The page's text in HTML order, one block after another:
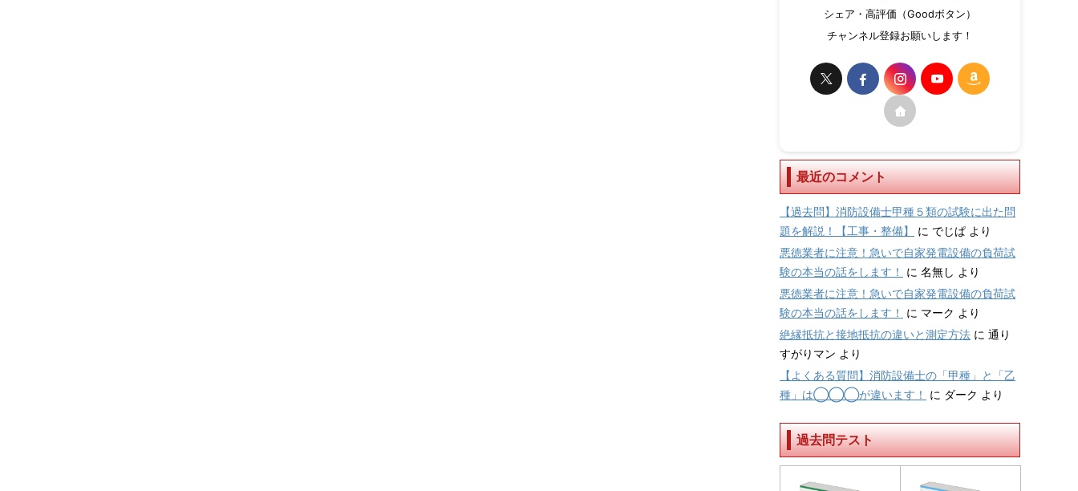
シェア・高評価（Goodボタン）
チャンネル登録お願いします！
最近のコメント
【過去問】消防設備士甲種５類の試験に出た問
題を解説！【工事・整備】
に でじぱ より
悪徳業者に注意！急いで自家発電設備の負荷試
験の本当の話をします！
に 名無し より
悪徳業者に注意！急いで自家発電設備の負荷試
験の本当の話をします！
に マーク より
絶縁抵抗と接地抵抗の違いと測定方法 に 通り
すがりマン より
【よくある質問】消防設備士の「甲種」と「乙
種」は◯◯◯が違います！
に ダーク より
過去問テスト